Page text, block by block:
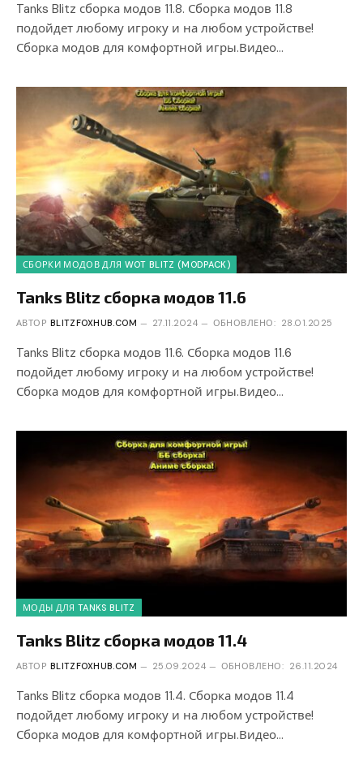
Tanks Blitz сборка модов 11.8. Сборка модов 11.8
подойдет любому игроку и на любом устройстве!
Сборка модов для комфортной игры.Видео…
СБОРКИ МОДОВ ДЛЯ WOT BLITZ (MODPACK)
Tanks Blitz сборка модов 11.6
АВТОР BLITZFOXHUB.COM 27.11.2024 ОБНОВЛЕНО: 28.01.2025
Tanks Blitz сборка модов 11.6. Сборка модов 11.6
подойдет любому игроку и на любом устройстве!
Сборка модов для комфортной игры.Видео…
МОДЫ ДЛЯ TANKS BLITZ
Tanks Blitz сборка модов 11.4
АВТОР BLITZFOXHUB.COM 25.09.2024 ОБНОВЛЕНО: 26.11.2024
Tanks Blitz сборка модов 11.4. Сборка модов 11.4
подойдет любому игроку и на любом устройстве!
Сборка модов для комфортной игры.Видео…